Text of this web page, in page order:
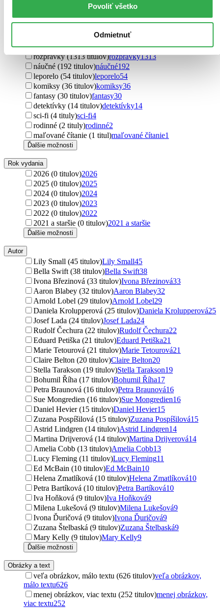
Povoliť všetko
Odmietnuť
príručky1
encyklopédie (1 titul)encyklopédie1
Podžáner
rozprávky (1313 titulov)rozprávky1313
náučné (192 titulov)náučné192
leporelo (54 titulov)leporelo54
komiksy (36 titulov)komiksy36
fantasy (30 titulov)fantasy30
detektívky (14 titulov)detektívky14
sci-fi (4 tituly)sci-fi4
rodinné (2 tituly)rodinné2
maľované čítanie (1 titul)maľované čítanie1
Ďalšie možnosti
Rok vydania
2026 (0 titulov)2026
2025 (0 titulov)2025
2024 (0 titulov)2024
2023 (0 titulov)2023
2022 (0 titulov)2022
2021 a staršie (0 titulov)2021 a staršie
Ďalšie možnosti
Autor
Lily Small (45 titulov)Lily Small45
Bella Swift (38 titulov)Bella Swift38
Ivona Březinová (33 titulov)Ivona Březinová33
Aaron Blabey (32 titulov)Aaron Blabey32
Arnold Lobel (29 titulov)Arnold Lobel29
Daniela Krolupperová (25 titulov)Daniela Krolupperová25
Josef Lada (24 titulov)Josef Lada24
Rudolf Čechura (22 titulov)Rudolf Čechura22
Eduard Petiška (21 titulov)Eduard Petiška21
Marie Tetourová (21 titulov)Marie Tetourová21
Claire Belton (20 titulov)Claire Belton20
Stella Tarakson (19 titulov)Stella Tarakson19
Bohumil Říha (17 titulov)Bohumil Říha17
Petra Braunová (16 titulov)Petra Braunová16
Sue Mongredien (16 titulov)Sue Mongredien16
Daniel Hevier (15 titulov)Daniel Hevier15
Zuzana Pospíšilová (15 titulov)Zuzana Pospíšilová15
Astrid Lindgren (14 titulov)Astrid Lindgren14
Martina Drijverová (14 titulov)Martina Drijverová14
Amelia Cobb (13 titulov)Amelia Cobb13
Lucy Fleming (11 titulov)Lucy Fleming11
Ed McBain (10 titulov)Ed McBain10
Helena Zmatlíková (10 titulov)Helena Zmatlíková10
Petra Bartíková (10 titulov)Petra Bartíková10
Iva Hoňková (9 titulov)Iva Hoňková9
Milena Lukešová (9 titulov)Milena Lukešová9
Ivona Ďuričová (9 titulov)Ivona Ďuričová9
Zuzana Štelbaská (9 titulov)Zuzana Štelbaská9
Mary Kelly (9 titulov)Mary Kelly9
Ďalšie možnosti
Obrázky a text
veľa obrázkov, málo textu (626 titulov)veľa obrázkov,
málo textu626
menej obrázkov, viac textu (252 titulov)menej obrázkov,
viac textu252